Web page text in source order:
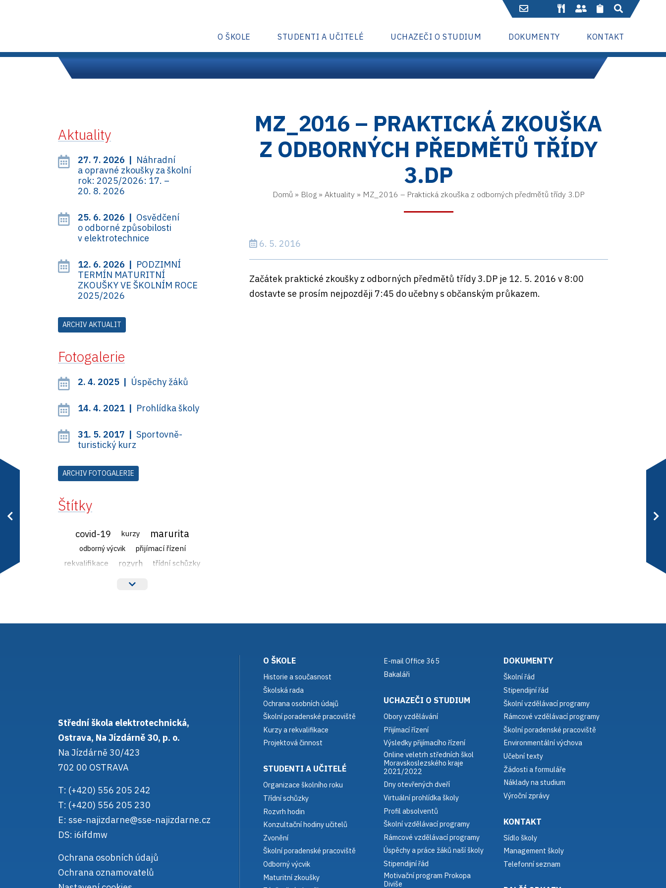
O ŠKOLE STUDENTI A UČITELÉ UCHAZEČI O STUDIUM DOKUMENTY KONTAKT
MZ_2016 – PRAKTICKÁ ZKOUŠKA
Z ODBORNÝCH PŘEDMĚTŮ TŘÍDY
3.DP
Domů » Blog» Aktuality » MZ_2016 – Praktická zkouška z odborných předmětů třídy 3.DP
6. 5. 2016
Začátek praktické zkoušky z odborných předmětů třídy 3.DP je 12. 5. 2016 v 8:00
dostavte se prosím nejpozději 7:45 do učebny s občanským průkazem.
Aktuality
27. 7. 2026 | Náhradní
a opravné zkoušky za školní
rok: 2025/2026: 17. –
20. 8. 2026
25. 6. 2026 | Osvědčení
o odborné způsobilosti
v elektrotechnice
12. 6. 2026 | PODZIMNÍ
TERMÍN MATURITNÍ
ZKOUŠKY VE ŠKOLNÍM ROCE
2025/2026
ARCHIV AKTUALIT
Fotogalerie
2. 4. 2025 | Úspěchy žáků
14. 4. 2021 | Prohlídka školy
31. 5. 2017 |Sportovně-
turistický kurz
ARCHIV FOTOGALERIE
Štítky
covid-19 kurzy marurita
odborný výcvik
přijímací řízení
rekvalifikace
rozvrh třídní schůzky
Střední škola elektrotechnická,
Ostrava, Na Jízdárně 30, p. o.
Na Jízdárně 30/423
702 00 OSTRAVA
T: (+420) 556 205 242
T: (+420) 556 205 230
E: sse-najizdarne@sse-najizdarne.cz
DS: i6ifdmw
Ochrana osobních údajů
Ochrana oznamovatelů
O ŠKOLE
Historie a současnost
Školská rada
Ochrana osobních údajů
Školní poradenské pracoviště
Kurzy a rekvalifikace
Projektová činnost
STUDENTI A UČITELÉ
Organizace školního roku
Třídní schůzky
Rozvrh hodin
Konzultační hodiny učitelů
Zvonění
Školní poradenské pracoviště
Odborný výcvik
Maturitní zkoušky
E-mail Office 365
Bakaláři
UCHAZEČI O STUDIUM
Obory vzdělávání
Přijímací řízení
Výsledky přijímacího řízení
Online veletrh středních škol
Moravskoslezského kraje
2021/2022
Dny otevřených dveří
Virtuální prohlídka školy
Profil absolventů
Školní vzdělávací programy
Rámcové vzdělávací programy
Úspěchy a práce žáků naší školy
Stipendijní řád
Motivační program Prokopa
Diviše
DOKUMENTY
Školní řád
Stipendijní řád
Školní vzdělávací programy
Rámcové vzdělávací programy
Školní poradenské pracoviště
Environmentální výchova
Učební texty
Žádosti a formuláře
Náklady na studium
Výroční zprávy
KONTAKT
Sídlo školy
Management školy
Telefonní seznam